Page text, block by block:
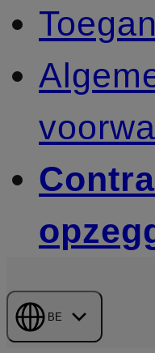
BE